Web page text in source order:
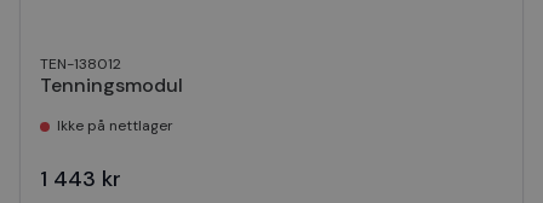
TEN-138012
Tenningsmodul
Ikke på nettlager
1 443 kr